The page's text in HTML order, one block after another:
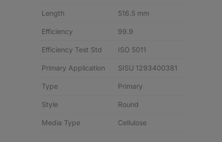
Length 516.5 mm
Efficiency 99.9
Efficiency Test Std ISO 5011
Primary Application SISU 1293400381
Type Primary
Style Round
Media Type Cellulose